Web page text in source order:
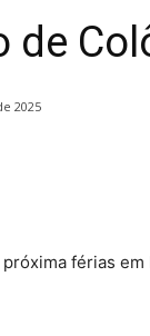
de
2025
férias